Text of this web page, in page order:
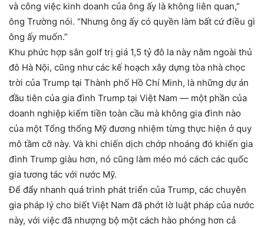
và công việc kinh doanh của ông ấy là không liên quan,”
ông Trường nói. “Nhưng ông ấy có quyền làm bất cứ điều gì
ông ấy muốn.”
Khu phức hợp sân golf trị giá 1,5 tỷ đô la này nằm ngoài thủ
đô Hà Nội, cũng như các kế hoạch xây dựng tòa nhà chọc
trời của Trump tại Thành phố Hồ Chí Minh, là những dự án
đầu tiên của gia đình Trump tại Việt Nam — một phần của
doanh nghiệp kiếm tiền toàn cầu mà không gia đình nào
của một Tổng thống Mỹ đương nhiệm từng thực hiện ở quy
mô tầm cỡ này. Và khi chiến dịch chớp nhoáng đó khiến gia
đình Trump giàu hơn, nó cũng làm méo mó cách các quốc
gia tương tác với nước Mỹ.
Để đẩy nhanh quá trình phát triển của Trump, các chuyên
gia pháp lý cho biết Việt Nam đã phớt lờ luật pháp của nước
này, với việc đã nhượng bộ một cách hào phóng hơn cả